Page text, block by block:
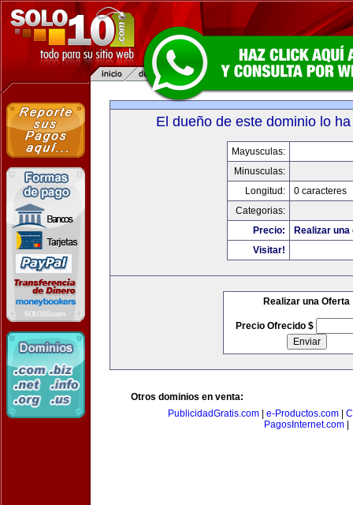
El dueño de este dominio lo
Mayusculas:
Minusculas:
Longitud:
0 caracteres
Categorias:
Precio:
Realizar
Visitar!
Realizar una Oferta
Precio Ofrecido $
Otros dominios en venta:
PublicidadGratis.com
e-Productos.com
PagosInternet.com